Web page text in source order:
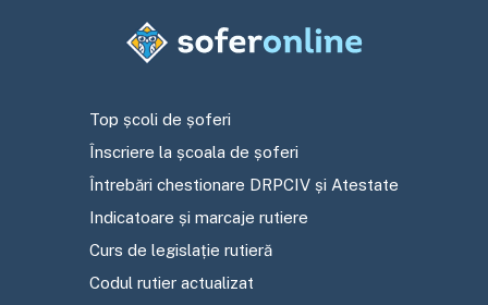
Top școli de șoferi
Înscriere la școala de șoferi
Întrebări chestionare DRPCIV și Atestate
Indicatoare și marcaje rutiere
Curs de legislație rutieră
Codul rutier actualizat